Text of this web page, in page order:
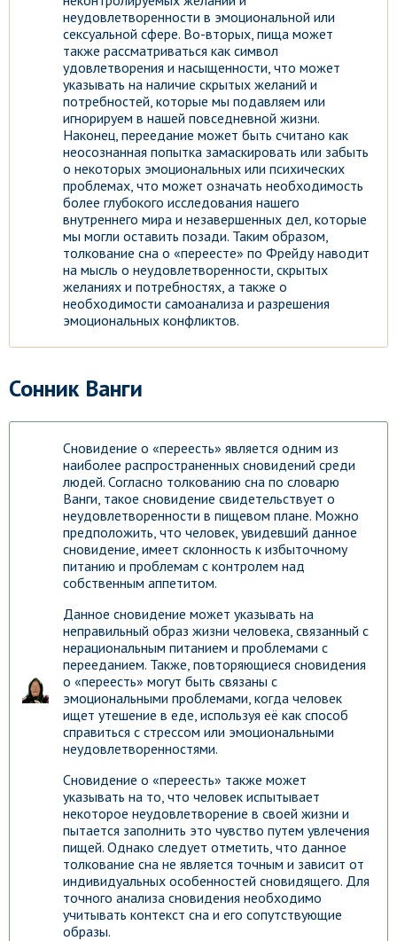
неудовлетворенности в эмоциональной или
сексуальной сфере. Во-вторых, пища может
также рассматриваться как символ
удовлетворения и насыщенности, что может
указывать на наличие скрытых желаний и
потребностей, которые мы подавляем или
игнорируем в нашей повседневной жизни.
Наконец, переедание может быть считано как
неосознанная попытка замаскировать или забыть
о некоторых эмоциональных или психических
проблемах, что может означать необходимость
более глубокого исследования нашего
внутреннего мира и незавершенных дел, которые
мы могли оставить позади. Таким образом,
толкование сна о «переесте» по Фрейду наводит
на мысль о неудовлетворенности, скрытых
желаниях и потребностях, а также о
необходимости самоанализа и разрешения
эмоциональных конфликтов.
Сонник Ванги
Сновидение о «переесть» является одним из
наиболее распространенных сновидений среди
людей. Согласно толкованию сна по словарю
Ванги, такое сновидение свидетельствует о
неудовлетворенности в пищевом плане. Можно
предположить, что человек, увидевший данное
сновидение, имеет склонность к избыточному
питанию и проблемам с контролем над
собственным аппетитом.
Данное сновидение может указывать на
неправильный образ жизни человека, связанный с
нерациональным питанием и проблемами с
перееданием. Также, повторяющиеся сновидения
о «переесть» могут быть связаны с
эмоциональными проблемами, когда человек
ищет утешение в еде, используя её как способ
справиться с стрессом или эмоциональными
неудовлетворенностями.
Сновидение о «переесть» также может
указывать на то, что человек испытывает
некоторое неудовлетворение в своей жизни и
пытается заполнить это чувство путем увлечения
пищей. Однако следует отметить, что данное
толкование сна не является точным и зависит от
индивидуальных особенностей сновидящего. Для
точного анализа сновидения необходимо
учитывать контекст сна и его сопутствующие
образы.